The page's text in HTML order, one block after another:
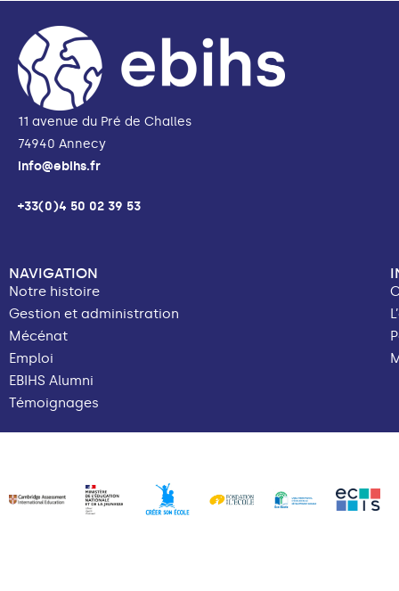
11 avenue du Pré de Challes
74940 Annecy
info@ebihs.fr
+33(0)4 50 02 39 53
NAVIGATION
Notre histoire
Gestion et administration
Mécénat
Emploi
EBIHS Alumni
Témoignages